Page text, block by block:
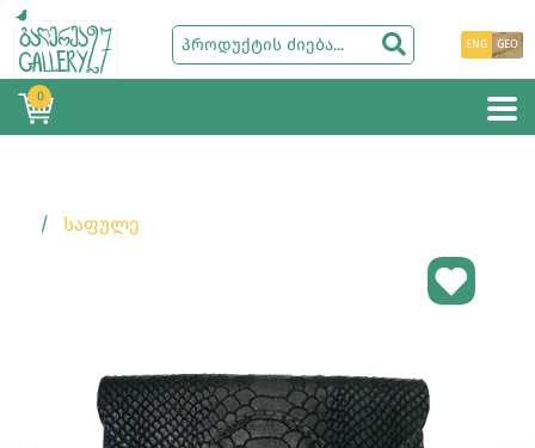
ENG GEO
0
ᲡᲐᲤᲣᲚᲔ